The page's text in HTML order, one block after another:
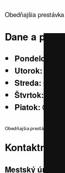
Obedňajšia
Dane a
Pondelok:
Utorok:
Streda: 07:30
Štvrtok:
Piatok: 07:30
Obedňajšia prestávka v
Kontaktné
Mestský úrad,